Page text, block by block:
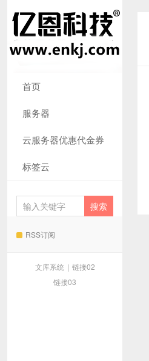
首页
服务器
云服务器优惠代金券
标签云
RSS订阅
文库系统 | 链接02
链接03